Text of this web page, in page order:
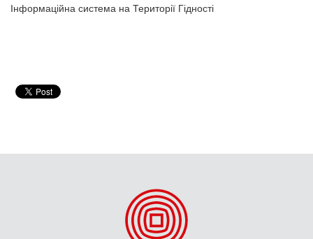
Інформаційна система на Території Гідності